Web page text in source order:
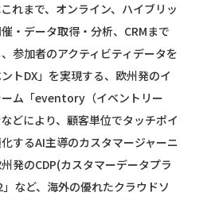
れまで、オンライン、ハイブリッ
・データ取得・分析、CRMまで
参加者のアクティビティデータを
トDX」を実現する、欧州発のイ
ム「eventory（イベントリー
どにより、顧客単位でタッチポイ
するAI主導のカスタマージャーニ
発のCDP(カスタマーデータプラ
など、海外の優れたクラウドソ